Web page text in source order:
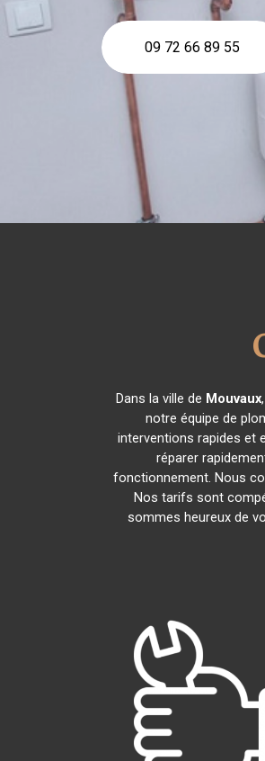
09 72 66 89 55
Dans la ville de Mouvaux
notre équipe de
interventions rapides et
réparer
fonctionnement. Nous
Nos tarifs sont
sommes heureux de